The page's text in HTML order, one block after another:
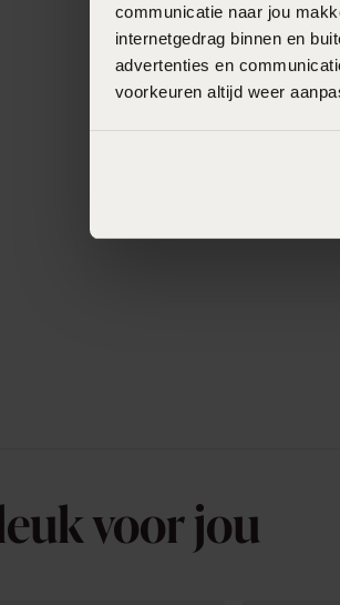
communicatie naar jou
internetgedrag binnen en
advertenties en
voorkeuren altijd weer
voor jou